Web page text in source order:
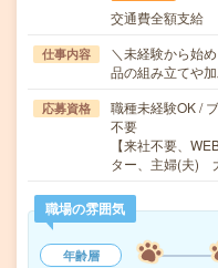
交通費全額支給
仕事内容
＼未経験から始
品の組み立てや
応募資格
職種未経験OK /
不要
【来社不要、
ター、主婦(夫)
職場の雰囲気
年齢層